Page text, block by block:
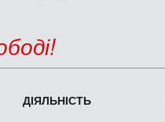
ДІЯЛЬНІСТЬ